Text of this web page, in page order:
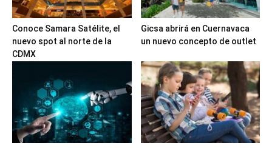
Conoce Samara Satélite, el
nuevo spot al norte de la
CDMX
Gicsa abrirá en Cuernavaca
un nuevo concepto de outlet